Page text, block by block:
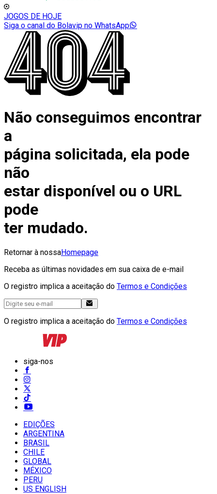
JOGOS DE HOJE
Siga o canal do Bolavip no WhatsApp
Não conseguimos encontrar
a
página solicitada, ela pode
não
estar disponível ou o URL
pode
ter mudado.
Retornar à nossaHomepage
Receba as últimas novidades em sua caixa de e-mail
O registro implica a aceitação do Termos e Condições
O registro implica a aceitação do Termos e Condições
siga-nos
EDIÇÕES
ARGENTINA
BRASIL
CHILE
GLOBAL
MÉXICO
PERU
US ENGLISH